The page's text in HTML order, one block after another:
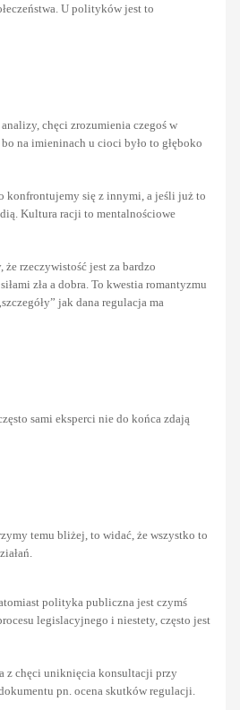
U polityków jest to
chęci zrozumienia czegoś w
na imieninach u cioci było to głęboko
konfrontujemy się z innymi, a jeśli już to
Kultura racji to mentalnościowe
rzeczywistość jest za bardzo
zła a dobra. To kwestia romantyzmu
jak dana regulacja ma
sami eksperci nie do końca zdają
temu bliżej, to widać, że wszystko to
polityka publiczna jest czymś
legislacyjnego i niestety, często jest
z chęci uniknięcia konsultacji przy
pn. ocena skutków regulacji.